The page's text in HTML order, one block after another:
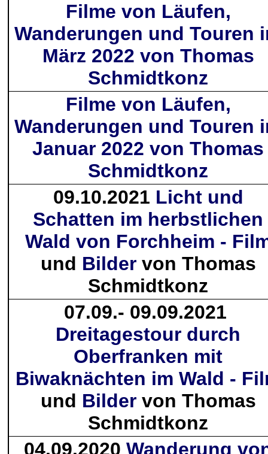
Filme von Läufen,
Wanderungen und Touren
März 2022 von Thomas
Schmidtkonz
Filme von Läufen,
Wanderungen und Touren
Januar 2022 von Thomas
Schmidtkonz
09.10.2021 Licht und
Schatten im herbstlichen
Wald von Forchheim -
und Bildervon Thomas
Schmidtkonz
07.09.- 09.09.2021
Dreitagestour durch
Oberfranken mit
Biwaknächten im Wald -
und Bildervon Thomas
Schmidtkonz
04.09.2020 Wanderung